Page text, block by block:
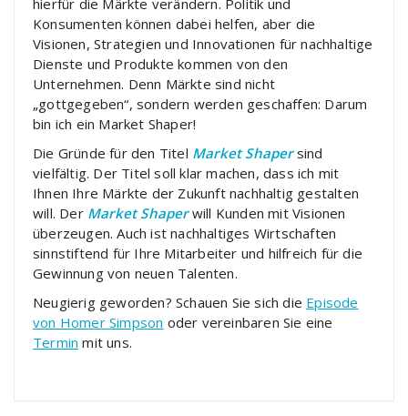
hierfür die Märkte verändern. Politik und
Konsumenten können dabei helfen, aber die
Visionen, Strategien und Innovationen für nachhaltige
Dienste und Produkte kommen von den
Unternehmen. Denn Märkte sind nicht
„gottgegeben“, sondern werden geschaffen: Darum
bin ich ein Market Shaper!
Die Gründe für den Titel Market Shapersind
vielfältig. Der Titel soll klar machen, dass ich mit
Ihnen Ihre Märkte der Zukunft nachhaltig gestalten
will. Der Market Shaperwill Kunden mit Visionen
überzeugen. Auch ist nachhaltiges Wirtschaften
sinnstiftend für Ihre Mitarbeiter und hilfreich für die
Gewinnung von neuen Talenten.
Neugierig geworden? Schauen Sie sich die Episode
von Homer Simpson oder vereinbaren Sie eine
Termin mit uns.